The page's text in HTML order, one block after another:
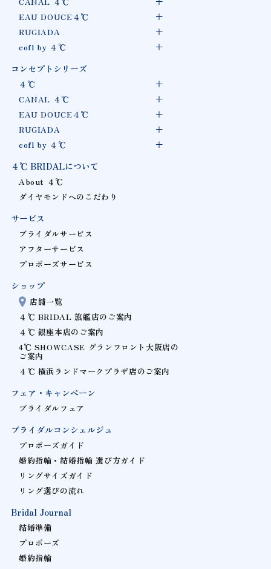
EAU DOUCE４℃
RUGIADA
cofl by ４℃
コンセプトシリーズ
４℃
CANAL ４℃
EAU DOUCE４℃
RUGIADA
cofl by ４℃
４℃ BRIDALについて
About ４℃
ダイヤモンドへのこだわり
サービス
ブライダルサービス
アフターサービス
プロポーズサービス
ショップ
店舗一覧
４℃ BRIDAL 旗艦店のご案内
４℃ 銀座本店のご案内
4℃ SHOWCASE グランフロント大阪店の
ご案内
４℃ 横浜ランドマークプラザ店のご案内
フェア・キャンペーン
ブライダルフェア
ブライダルコンシェルジュ
プロポーズガイド
婚約指輪・結婚指輪 選び方ガイド
リングサイズガイド
リング選びの流れ
Bridal Journal
結婚準備
プロポーズ
婚約指輪